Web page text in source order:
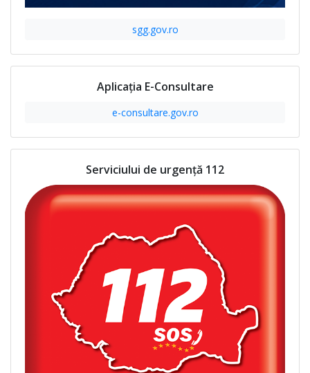
sgg.gov.ro
Aplicația E-Consultare
e-consultare.gov.ro
Serviciului de urgență 112